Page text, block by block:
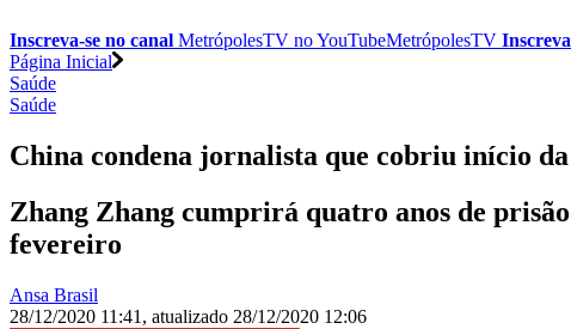
Inscreva-se no canal MetrópolesTV noYouTubeMetrópolesTV
Página Inicial
Saúde
Saúde
China condena jornalista que cobriu início
Zhang Zhang cumprirá quatro anos de
fevereiro
Ansa Brasil
28/12/2020 11:41 , atualizado 28/12/2020 12:06